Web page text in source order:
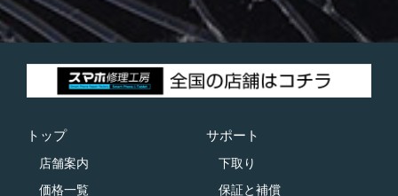
トップ
店舗案内
価格一覧
サポート
下取り
保証と補償